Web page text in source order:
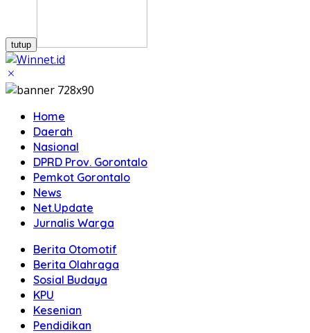
tutup
Home
Daerah
Nasional
DPRD Prov. Gorontalo
Pemkot Gorontalo
News
Net.Update
Jurnalis Warga
Berita Otomotif
Berita Olahraga
Sosial Budaya
KPU
Kesenian
Pendidikan